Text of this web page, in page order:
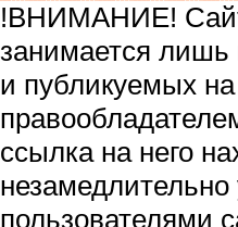
!ВНИМАНИЕ! Сайт
занимается лишь
и публикуемых
ссылка на него
пользователями